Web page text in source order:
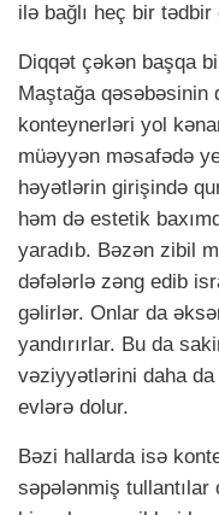
ilə bağlı heç bir tədbir
Diqqət çəkən başqa
Maştağa qəsəbəsinin
konteynerləri yol
müəyyən məsafədə
həyətlərin girişində
həm də estetik
yaradıb. Bəzən zibil
dəfələrlə zəng edib
gəlirlər. Onlar da
yandırırlar. Bu da
vəziyyətlərini daha
evlərə dolur.
Bəzi hallarda isə
səpələnmiş